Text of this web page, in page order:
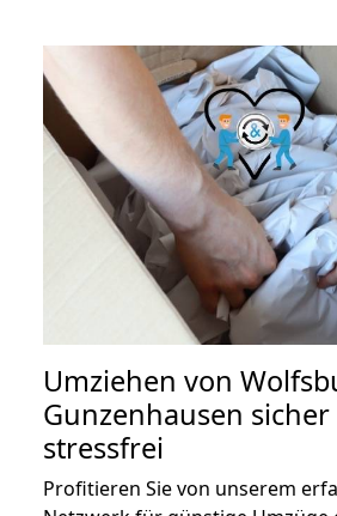
Umziehen von
Gunzenhausen
stressfrei
Profitieren Sie von unserem